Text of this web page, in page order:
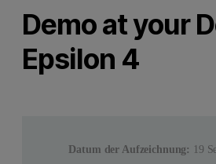
Demo at your
Epsilon 4
Datum der Aufzeichnung: 19